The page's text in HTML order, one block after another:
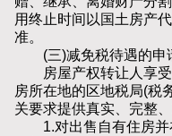
用终止时间以国土房产
准。
(三)减免税待遇的申
房屋产权转让人享受
房所在地的区地税局(税
关要求提供真实、完整
1.对出售自有住房并